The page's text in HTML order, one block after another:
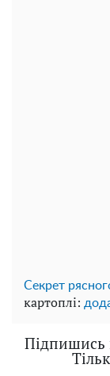
Секрет
картоплі:
Підпишись